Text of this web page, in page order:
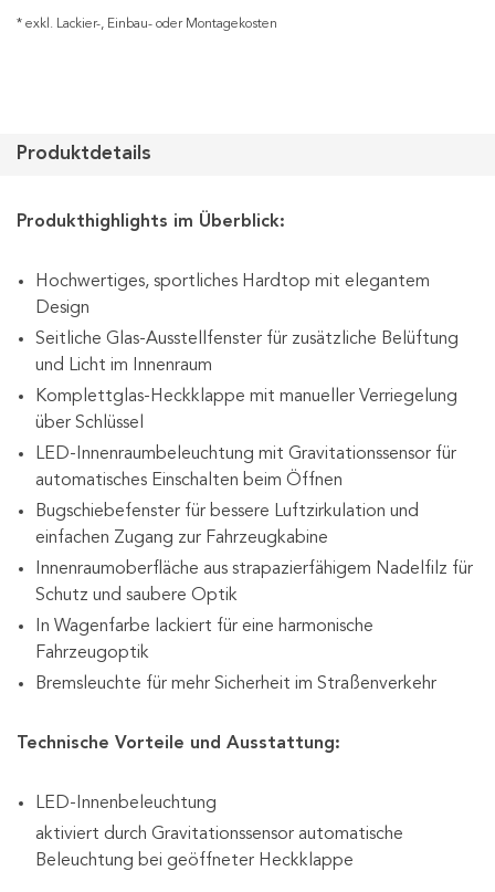
* exkl. Lackier-, Einbau- oder Montagekosten
Produktdetails
Produkthighlights im Überblick:
Hochwertiges, sportliches Hardtop mit elegantem
Design
Seitliche Glas-Ausstellfenster für zusätzliche Belüftung
und Licht im Innenraum
Komplettglas-Heckklappe mit manueller Verriegelung
über Schlüssel
LED-Innenraumbeleuchtung mit Gravitationssensor für
automatisches Einschalten beim Öffnen
Bugschiebefenster für bessere Luftzirkulation und
einfachen Zugang zur Fahrzeugkabine
Innenraumoberfläche aus strapazierfähigem Nadelfilz für
Schutz und saubere Optik
In Wagenfarbe lackiert für eine harmonische
Fahrzeugoptik
Bremsleuchte für mehr Sicherheit im Straßenverkehr
Technische Vorteile und Ausstattung:
LED-Innenbeleuchtung
aktiviert durch Gravitationssensor automatische
Beleuchtung bei geöffneter Heckklappe